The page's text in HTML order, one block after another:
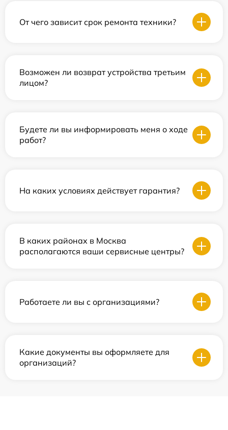
От чего зависит срок ремонта техники?
Возможен ли возврат устройства третьим
лицом?
Будете ли вы информировать меня о ходе
работ?
На каких условиях действует гарантия?
В каких районах в Москва
располагаются ваши сервисные центры?
Работаете ли вы с организациями?
Какие документы вы оформляете для
организаций?